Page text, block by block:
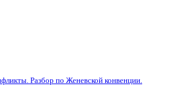
Разбор по Женевской конвенции.